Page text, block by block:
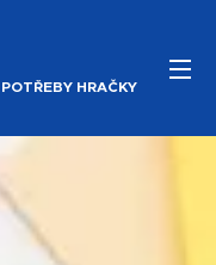
HRAČKY